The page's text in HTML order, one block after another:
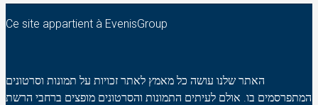
Ce site appartient à EvenisGroup
האתר שלנו עושה כל מאמץ לאתר זכויות על תמונות וסרטונים
המתפרסמים בו. אולם לעיתים התמונות והסרטונים מופצים ברחבי הרשת